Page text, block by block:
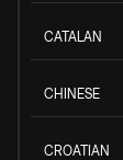
CATALAN
CHINESE
CROATIAN